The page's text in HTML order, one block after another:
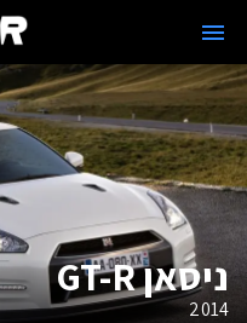
ניסאן GT-R
2014